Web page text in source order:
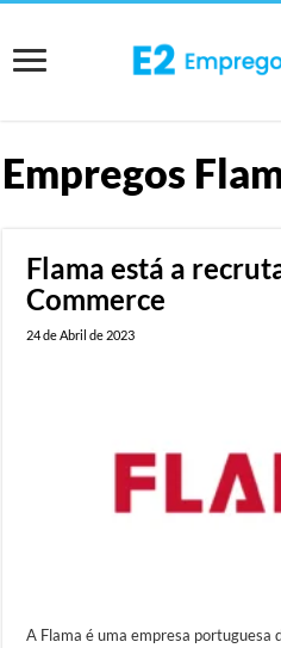
Empregos
Flama está a
Commerce
24 de Abril de 2023
A Flama é uma empresa portuguesa